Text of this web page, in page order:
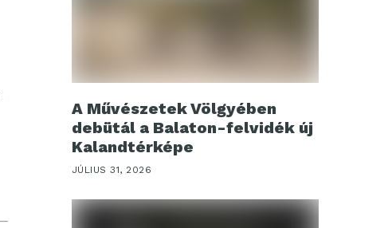
A Művészetek Völgyében
debütál a Balaton-felvidék új
Kalandtérképe
JÚLIUS 31, 2026